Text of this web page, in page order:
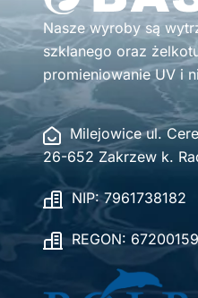
Nasze wyroby są
szklanego oraz
promieniowanie UV i
Milejowice ul.
26-652 Zakrzew k.
NIP: 7961738182
REGON: